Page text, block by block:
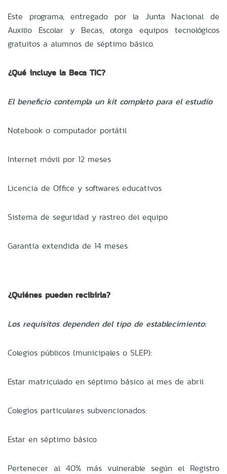
Este programa, entregado por la Junta Nacional de
Auxilio Escolar y Becas, otorga equipos tecnológicos
gratuitos a alumnos de séptimo básico.
¿Qué incluye la Beca TIC?
El beneficio contempla un kit completo para el estudio
Notebook o computador portátil
Internet móvil por 12 meses
Licencia de Office y softwares educativos
Sistema de seguridad y rastreo del equipo
Garantía extendida de 14 meses
¿Quiénes pueden recibirla?
Los requisitos dependen del tipo de establecimiento:
Colegios públicos (municipales o SLEP):
Estar matriculado en séptimo básico al mes de abril
Colegios particulares subvencionados:
Estar en séptimo básico
Pertenecer al 40% más vulnerable según el Registro